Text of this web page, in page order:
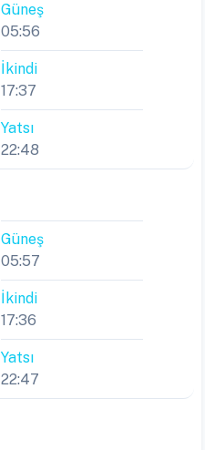
Güneş
05:56
İkindi
17:37
Yatsı
22:48
Güneş
05:57
İkindi
17:36
Yatsı
22:47